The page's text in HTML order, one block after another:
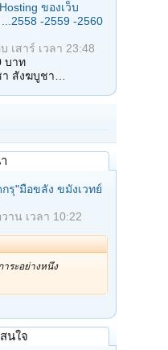
ของเว็บ
-2559 -2560
เสาร์ เวลา 23:48
บาท
า สังฆบูชา…
กรุ"มือขลัง ขมังเวทย์
วาน เวลา 10:22
ระอย่างหนึ่ง
นใจ